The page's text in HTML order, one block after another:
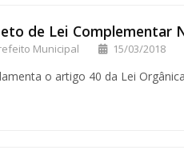
de Lei Complementar
Municipal 15/03/2018
o artigo 40 da Lei